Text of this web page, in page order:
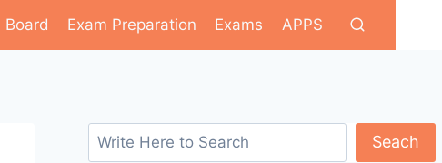
Board Exam Preparation Exams APPS
Search Seach